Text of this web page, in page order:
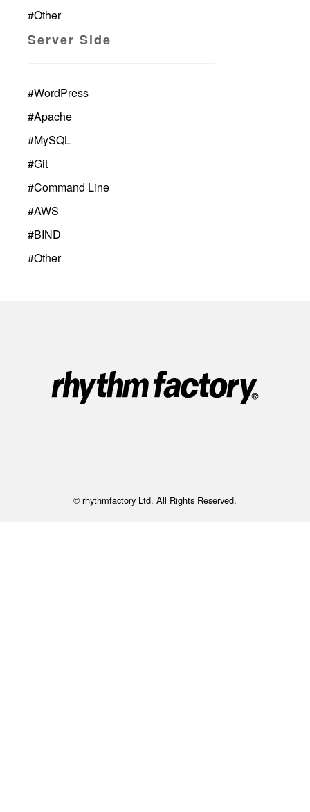
#Other
Server Side
#WordPress
#Apache
#MySQL
#Git
#Command Line
#AWS
#BIND
#Other
© rhythmfactory Ltd. All Rights Reserved.